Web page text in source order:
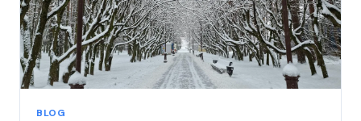
BLOG